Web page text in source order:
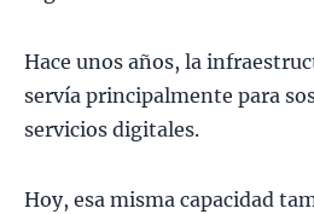
Hace unos años, la
servía principalmente para
servicios digitales.
Hoy, esa misma capacidad